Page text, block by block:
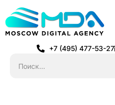
+7 (495) 477-53-27